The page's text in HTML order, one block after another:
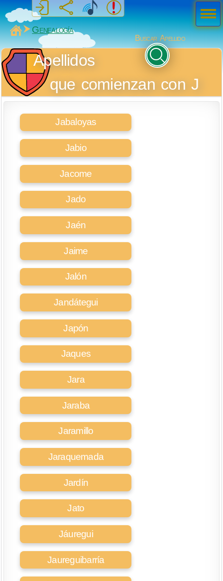
MiSabueso
Genealogía
Buscar Apellido
Apellidos
que comienzan con J
Jabaloyas
Jabio
Jacome
Jado
Jaén
Jaime
Jalón
Jandátegui
Japón
Jaques
Jara
Jaraba
Jaramillo
Jaraquemada
Jardín
Jato
Jáuregui
Jaureguibarría
Men
ú